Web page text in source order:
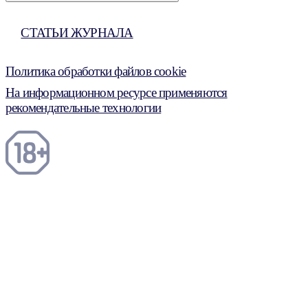
СТАТЬИ ЖУРНАЛА
Политика обработки файлов cookie
На информационном ресурсе применяются
рекомендательные технологии